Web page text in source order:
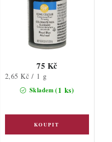
Skladem(1 ks)
75 Kč
Měrná
2,65 Kč / 1 g